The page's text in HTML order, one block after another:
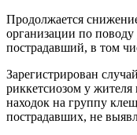
Продолжается
организации по
пострадавший, в том
Зарегистрирован
риккетсиозом у
находок на группу
пострадавших, не